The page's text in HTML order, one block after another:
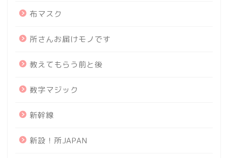
布マスク
所さんお届けモノです
教えてもらう前と後
数字マジック
新幹線
新設！所JAPAN